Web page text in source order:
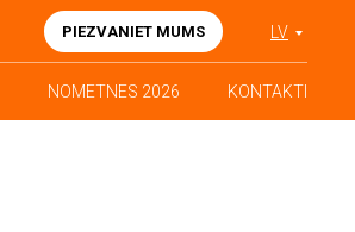
PIEZVANIET MUMS LV
NOMETNES 2026 KONTAKTI